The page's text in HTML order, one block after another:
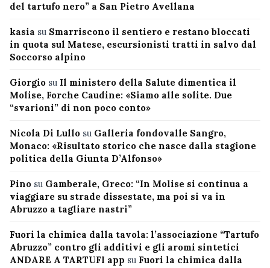
del tartufo nero” a San Pietro Avellana
kasia su Smarriscono il sentiero e restano bloccati
in quota sul Matese, escursionisti tratti in salvo dal
Soccorso alpino
Giorgio su Il ministero della Salute dimentica il
Molise, Forche Caudine: «Siamo alle solite. Due
“svarioni” di non poco conto»
Nicola Di Lullo su Galleria fondovalle Sangro,
Monaco: «Risultato storico che nasce dalla stagione
politica della Giunta D’Alfonso»
Pino su Gamberale, Greco: “In Molise si continua a
viaggiare su strade dissestate, ma poi si va in
Abruzzo a tagliare nastri”
Fuori la chimica dalla tavola: l’associazione “Tartufo
Abruzzo” contro gli additivi e gli aromi sintetici
ANDARE A TARTUFI app su Fuori la chimica dalla